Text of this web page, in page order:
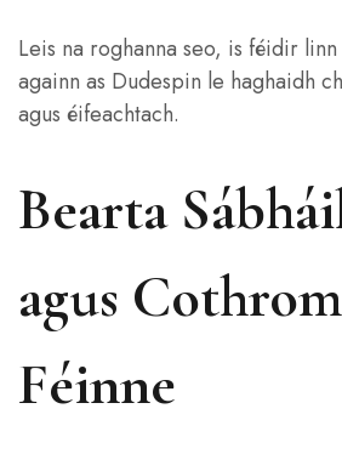
Leis na roghanna seo, is féidir
againn as Dudespin le haghaidh
agus éifeachtach.
Bearta
agus
Féinne